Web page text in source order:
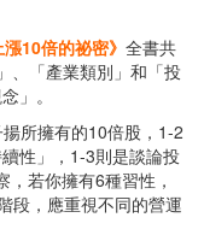
10倍的祕密》 全書共
、「產業類別」和「投
」。
所擁有的10倍股，1-2
性」，1-3則是談論投
若你擁有6種習性，
段，應重視不同的營運